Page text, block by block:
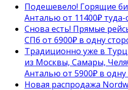
Подешевело! Горящие
Анталью от 11400₽
Снова есть! Прямые
СПб от 6900₽ в одну
Традиционно уже в
из Москвы, Самары,
Анталью от 5900₽ в одну
Новая распродажа